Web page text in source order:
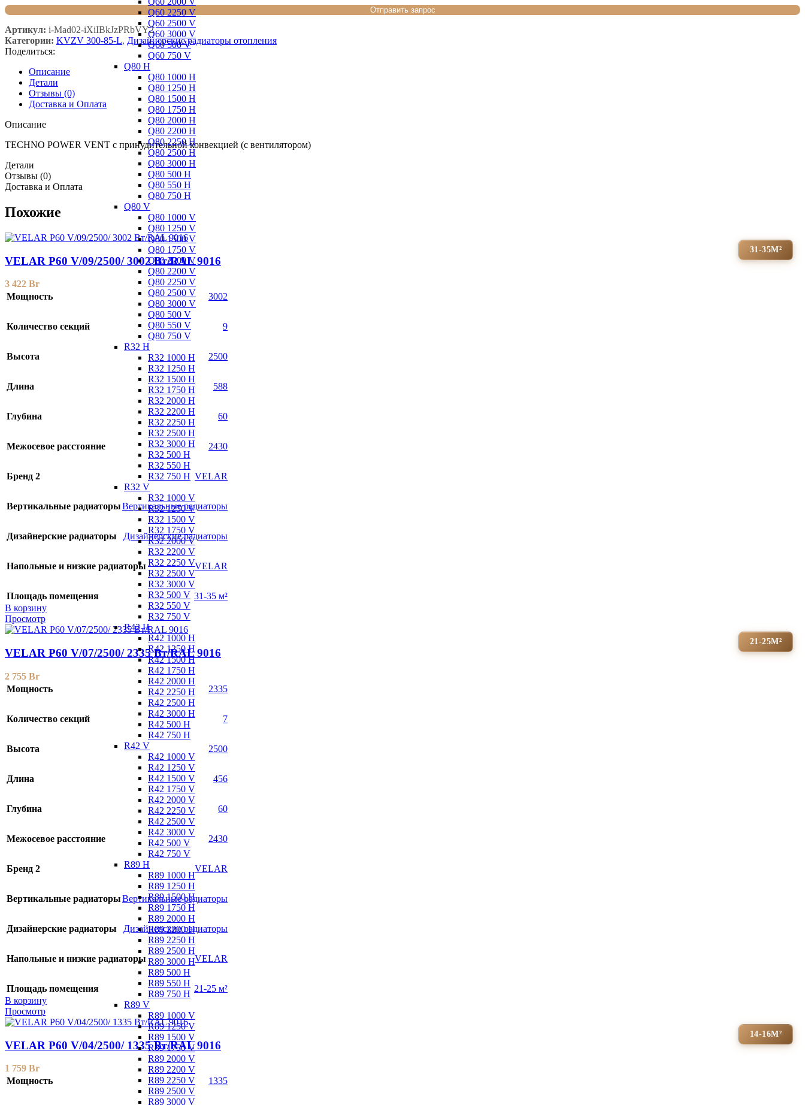
Q60 2250 V
Q60 2500 V
Q60 3000 V
Q60 500 V
Q60 750 V
Q80 H
Q80 1000 H
Q80 1250 H
Q80 1500 H
Q80 1750 H
Q80 2000 H
Q80 2200 H
Q80 2250 H
Q80 2500 H
Q80 3000 H
Q80 500 H
Q80 550 H
Q80 750 H
Q80 V
Q80 1000 V
Q80 1250 V
Q80 1500 V
Q80 1750 V
Q80 2000 V
Q80 2200 V
Q80 2250 V
Q80 2500 V
Q80 3000 V
Q80 500 V
Q80 550 V
Q80 750 V
R32 H
R32 1000 H
R32 1250 H
R32 1500 H
R32 1750 H
R32 2000 H
R32 2200 H
R32 2250 H
R32 2500 H
R32 3000 H
R32 500 H
R32 550 H
R32 750 H
R32 V
R32 1000 V
R32 1250 V
R32 1500 V
R32 1750 V
R32 2000 V
R32 2200 V
R32 2250 V
R32 2500 V
R32 3000 V
R32 500 V
R32 550 V
R32 750 V
R42 H
R42 1000 H
R42 1250 H
R42 1500 H
R42 1750 H
R42 2000 H
R42 2250 H
R42 2500 H
R42 3000 H
R42 500 H
R42 750 H
R42 V
R42 1000 V
R42 1250 V
R42 1500 V
R42 1750 V
R42 2000 V
R42 2250 V
R42 2500 V
R42 3000 V
R42 500 V
R42 750 V
R89 H
R89 1000 H
R89 1250 H
R89 1500 H
R89 1750 H
R89 2000 H
R89 2200 H
R89 2250 H
R89 2500 H
R89 3000 H
R89 500 H
R89 550 H
R89 750 H
R89 V
R89 1000 V
R89 1250 V
R89 1500 V
R89 1750 V
R89 2000 V
R89 2200 V
R89 2250 V
R89 2500 V
R89 3000 V
Артикул: i-Mad02-iXiIBkJzPRbVY2
Категории: KVZV 300-85-L, Дизайнерские радиаторы отопления
Поделиться:
Описание
Детали
Отзывы (0)
Доставка и Оплата
Описание
TECHNO POWER VENT с принудительной конвекцией (c вентилятором)
Детали
Отзывы (0)
Доставка и Оплата
Похожие
31-35М²
VELAR P60 V/09/2500/ 3002 Bт/RAL 9016
3 422 Br
Мощность
3002
Количество секций 9
Высота 2500
Длина 588
Глубина 60
Межосевое расстояние 2430
Бренд 2 VELAR
Вертикальные радиаторыВертикальные радиаторы
Дизайнерские радиаторы Дизайнерские радиаторы
Напольные и низкие радиаторы VELAR
Площадь помещения
31-35 м²
В корзину
Просмотр
21-25М²
VELAR P60 V/07/2500/ 2335 Bт/RAL 9016
2 755 Br
Мощность
2335
Количество секций 7
Высота 2500
Длина 456
Глубина 60
Межосевое расстояние 2430
Бренд 2 VELAR
Вертикальные радиаторыВертикальные радиаторы
Дизайнерские радиаторы Дизайнерские радиаторы
Напольные и низкие радиаторы VELAR
Площадь помещения
21-25 м²
В корзину
Просмотр
14-16М²
VELAR P60 V/04/2500/ 1335 Bт/RAL 9016
1 759 Br
Мощность
1335